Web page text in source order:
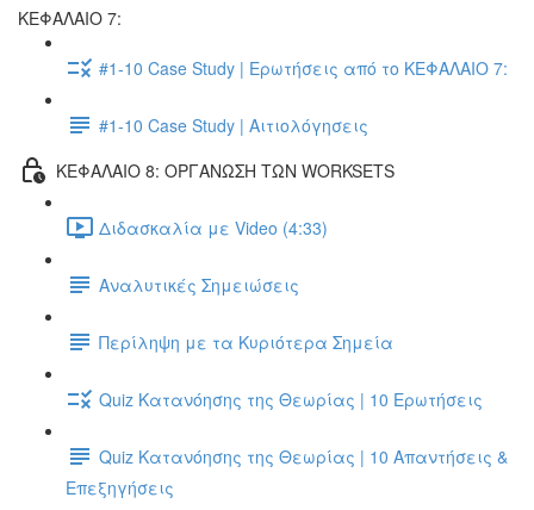
ΚΕΦΑΛΑΙΟ 7:
#1-10 Case Study | Ερωτήσεις από το ΚΕΦΑΛΑΙΟ 7:
#1-10 Case Study | Αιτιολόγησεις
ΚΕΦΑΛΑΙΟ 8: ΟΡΓΑΝΩΣΗ ΤΩΝ WORKSETS
Διδασκαλία με Video (4:33)
Αναλυτικές Σημειώσεις
Περίληψη με τα Κυριότερα Σημεία
Quiz Κατανόησης της Θεωρίας | 10 Ερωτήσεις
Quiz Κατανόησης της Θεωρίας | 10 Απαντήσεις &
Επεξηγήσεις